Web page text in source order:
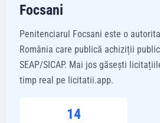
Focsani
Penitenciarul Focsani este o
România care publică achiziții
SEAP/SICAP. Mai jos găsești
timp real pe licitatii.app.
14